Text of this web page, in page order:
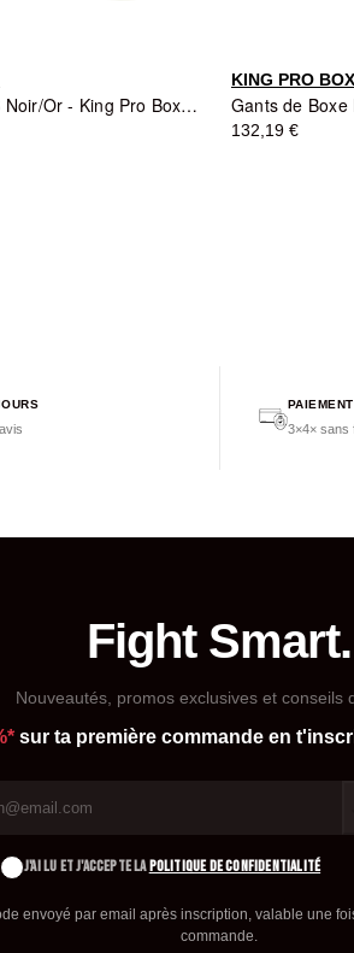
Gants de Boxe KPB Noir/Or - King Pro Boxing
KING PRO
132,19 €
3×4× sans
Fight Smart.
Nouveautés, promos exclusives et conseils
sur ta première commande en
J'AI LU ET J'ACCEPTE LAPOLITIQUE DE CONFIDENTIALITÉ
envoyé par email après inscription, valable une
commande.